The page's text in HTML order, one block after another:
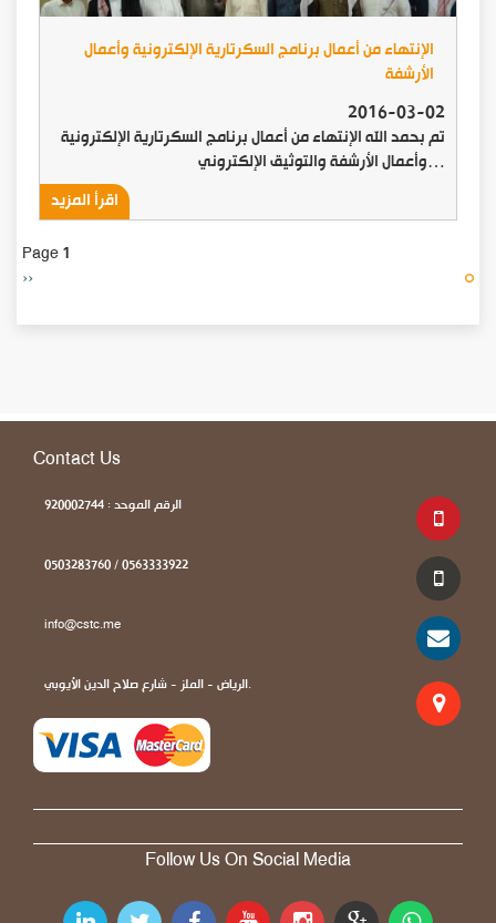
الإنتهاء من أعمال برنامج السكرتارية الإلكترونية وأعمال
الأرشفة
2016-03-02
تم بحمد الله الإنتهاء من أعمال برنامج السكرتارية الإلكترونية
وأعمال الأرشفة والتوثيق الإلكتروني…
اقرأ المزيد
Page 1
Next
››
Contact Us
الرقم الموحد : 920002744
0503283760 / 0563333922
info@cstc.me
الرياض - الملز - شارع صلاح الدين الأيوبي.
Follow Us On Social Media